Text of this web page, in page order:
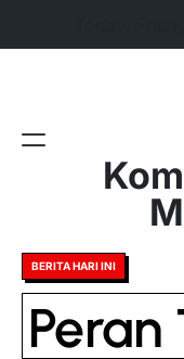
Posted
in
BERITA HARI INI
Peran